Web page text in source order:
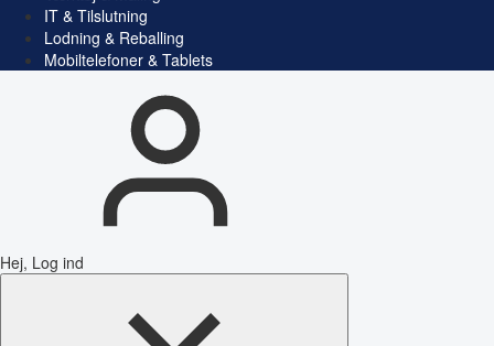
IT & Tilslutning
Lodning & Reballing
Mobiltelefoner & Tablets
Hej, Log ind